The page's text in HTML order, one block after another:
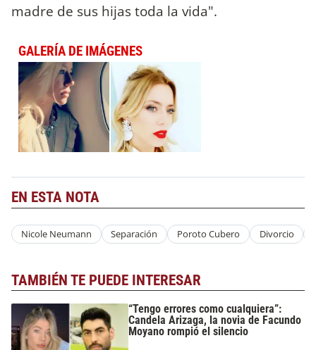
madre de sus hijas toda la vida".
GALERÍA DE IMÁGENES
EN ESTA NOTA
Nicole Neumann Separación Poroto Cubero Divorcio
TAMBIÉN TE PUEDE INTERESAR
“Tengo errores como cualquiera”:
Candela Arizaga, la novia de Facundo
Moyano rompió el silencio